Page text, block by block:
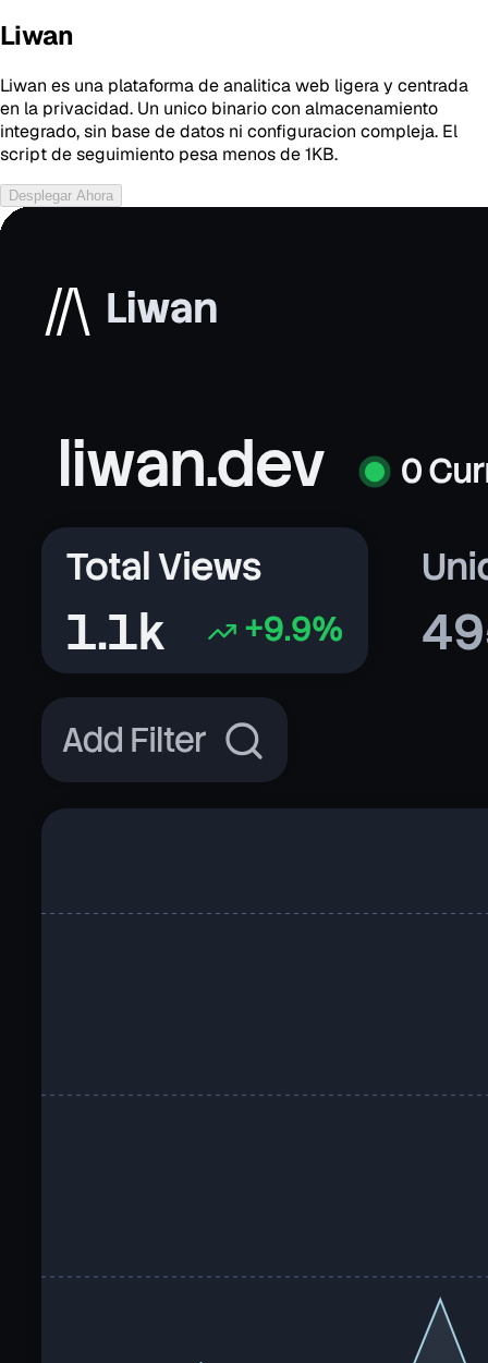
Liwan
Liwan es una plataforma de analitica web ligera y centrada
en la privacidad. Un unico binario con almacenamiento
integrado, sin base de datos ni configuracion compleja. El
script de seguimiento pesa menos de 1KB.
Desplegar Ahora